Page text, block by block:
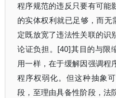
程序规范的违反只要有可能
的实体权利就已足够，而无
定既放宽了违法性关联的识
论证负担。[40]其目的与限
用一样，在于缓解因强调程
程序权弱化。但这种抽象
段，至理由具备性阶段，法